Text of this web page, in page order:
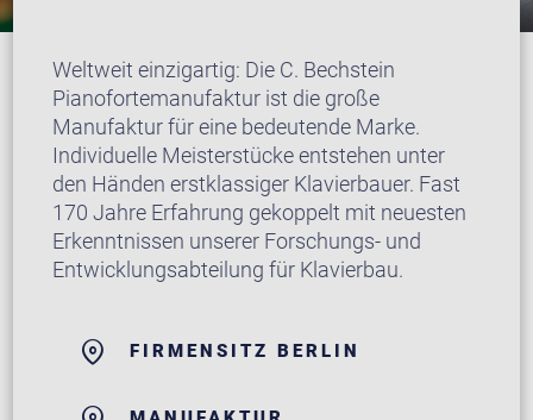
Weltweit einzigartig: Die C. Bechstein
Pianofortemanufaktur ist die große
Manufaktur für eine bedeutende Marke.
Individuelle Meisterstücke entstehen unter
den Händen erstklassiger Klavierbauer. Fast
170 Jahre Erfahrung gekoppelt mit neuesten
Erkenntnissen unserer Forschungs- und
Entwicklungsabteilung für Klavierbau.
FIRMENSITZ BERLIN